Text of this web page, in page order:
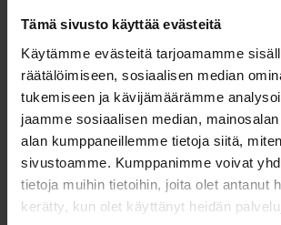
Tämä sivusto käyttää evästeitä
Käytämme evästeitä tarjoamamme
räätälöimiseen, sosiaalisen median
tukemiseen ja kävijämäärämme
jaamme sosiaalisen median,
alan kumppaneillemme tietoja siitä,
sivustoamme. Kumppanimme voivat
tietoja muihin tietoihin, joita olet antanut
kerätty, kun olet käyttänyt heidän
selkeää raportointia, sujuvia prosesseja sekä
ymmärtää alan toimintamallit.
“Yhteistyössä asiakkaidemme kanssa on
tarve ennakoivalle talouden johtamiselle.
helposti, miten projektit etenevät, paljonko
ja miten talous kehittyy. Kun talouden
aikaa jää enemmän varsinaiseen ydintehtävään
tekemiseen”, Laakso sanoo.
Rantalainen tarjoaa eri kokoisille kulttuurialan